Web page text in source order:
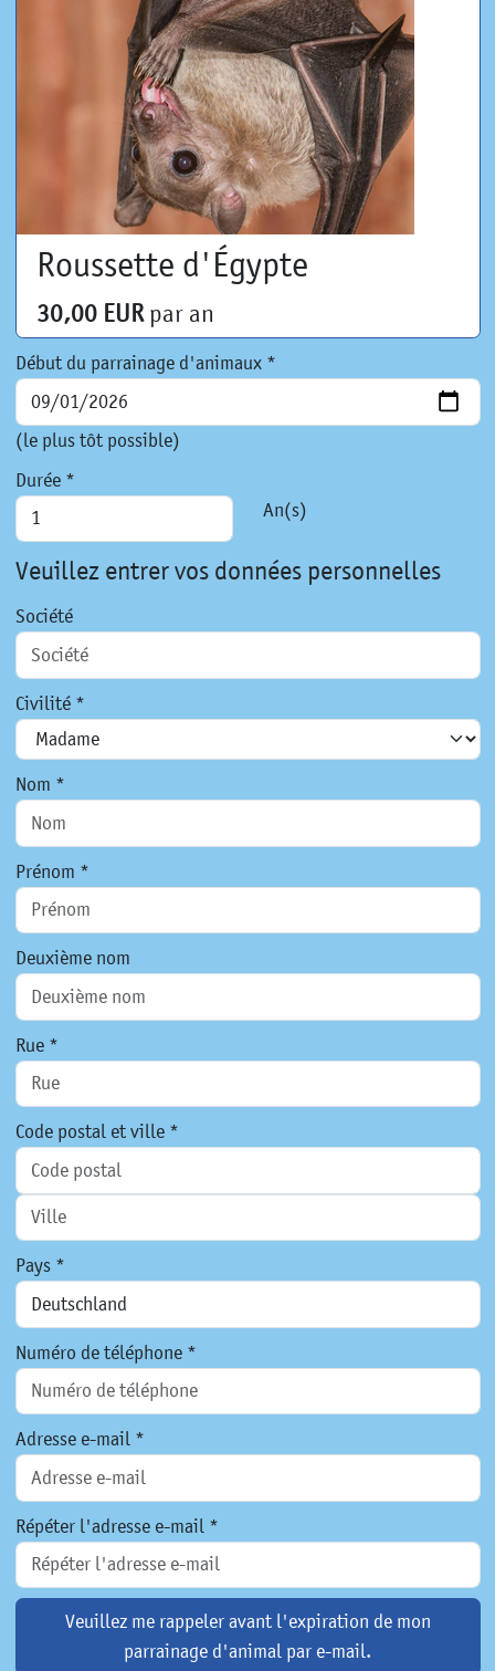
Roussette d'Égypte
30,00 EUR par an
Début du parrainage d'animaux *
(le plus tôt possible)
Durée *
An(s)
Veuillez entrer vos données personnelles
Société
Civilité *
Nom *
Prénom *
Deuxième nom
Rue *
Code postal et ville *
Pays *
Numéro de téléphone *
Adresse e-mail *
Répéter l'adresse e-mail *
Veuillez me rappeler avant l'expiration de mon
parrainage d'animal par e-mail.